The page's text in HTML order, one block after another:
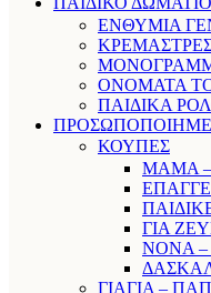
ΕΝΘΥΜΙΑ
ΟΝΟΜΑΤΑ
ΠΑΙΔΙΚΑ
ΚΟΥΠΕΣ
ΜΑΜΑ
ΓΙΑ
ΝΟΝΑ
ΓΙΑΓΙΑ –